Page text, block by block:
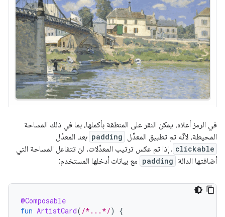
في الرمز أعلاه، يمكن النقر على المنطقة بأكملها، بما في ذلك المساحة
المحيطة، لأنّه تم تطبيق المعدِّل padding بعد المعدِّل
clickable . إذا تم عكس ترتيب المعدِّلات، لن تتفاعل المساحة التي
أضافتها الدالة padding مع بيانات أدخلها المستخدم:
@Composable
fun ArtistCard( /*...*/)
{